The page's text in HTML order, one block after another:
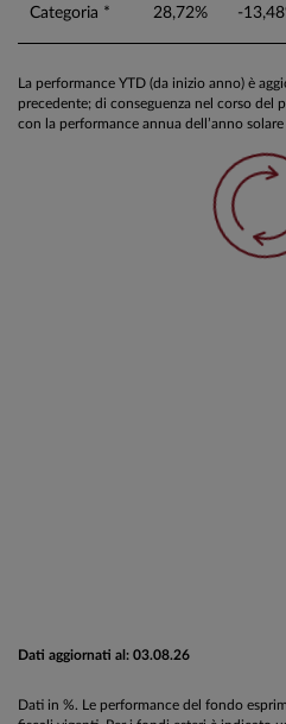
Categoria * 28,72% -
La performance YTD (da inizio anno) è
precedente; di conseguenza nel corso del
con la performance annua dell’anno
Dati aggiornati al: 03.08.26
Dati in %. Le performance del fondo